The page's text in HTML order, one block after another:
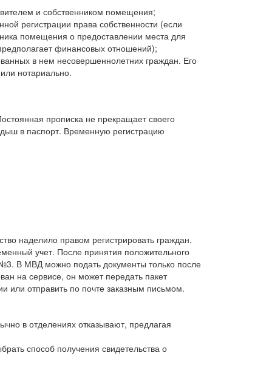
и собственником помещения;
регистрации права собственности (если
помещения о предоставлении места для
финансовых отношений);
в нем несовершеннолетних граждан. Его
нотариально.
прописка не прекращает своего
в паспорт. Временную регистрацию
наделило правом регистрировать граждан.
учет. После принятия положительного
В МВД можно подать документы только после
на сервисе, он может передать пакет
отправить по почте заказным письмом.
в отделениях отказывают, предлагая
способ получения свидетельства о